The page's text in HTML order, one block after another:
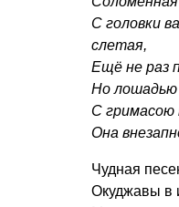
С головки
слетая,
Ещё не раз
Но лошадью
С гримасою
Она
Чудная
Окуджавы в